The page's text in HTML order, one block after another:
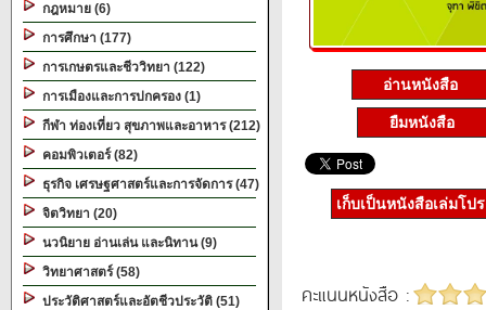
กฎหมาย (6)
การศึกษา (177)
การเกษตรและชีววิทยา (122)
การเมืองและการปกครอง (1)
กีฬา ท่องเที่ยว สุขภาพและอาหาร (212)
คอมพิวเตอร์ (82)
ธุรกิจ เศรษฐศาสตร์และการจัดการ (47)
จิตวิทยา (20)
นวนิยาย อ่านเล่น และนิทาน (9)
วิทยาศาสตร์ (58)
ประวัติศาสตร์และอัตชีวประวัติ (51)
อ่านหนังสือ
ยืมหนังสือ
เก็บเป็นหนังสือเล่มโป
คะแนนหนังสือ :